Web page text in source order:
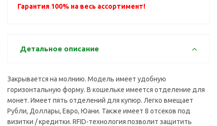
Гарантия 100% на весь ассортимент!
Детальное описание
Закрывается на молнию. Модель имеет удобную
горизонтальную форму. В кошельке имеется отделение для
монет. Имеет пять отделений для купюр. Легко вмещает
Рубли, Доллары, Евро, Юани. Также имеет 8 отсеков под
визитки / кредитки. RFID-технология позволит защитить